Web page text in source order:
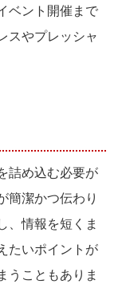
ベント開催まで
スやプレッシャ
詰め込む必要が
簡潔かつ伝わり
、情報を短くま
たいポイントが
うこともありま